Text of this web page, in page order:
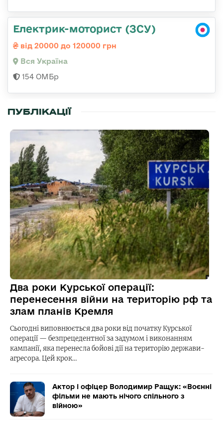
Електрик-моторист (ЗСУ)
від 20000 до 120000 грн
Вся Україна
154 ОМБр
ПУБЛІКАЦІЇ
Два роки Курської операції:
перенесення війни на територію рф та
злам планів Кремля
Сьогодні виповнюється два роки від початку Курської
операції — безпрецедентної за задумом і виконанням
кампанії, яка перенесла бойові дії на територію держави-
агресора. Цей крок…
Актор і офіцер Володимир Ращук: «Воєнні
фільми не мають нічого спільного з
війною»